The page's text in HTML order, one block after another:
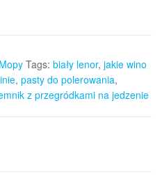
Mopy Tags: biały lenor, jakie wino
, pasty do polerowania,
z przegródkami na jedzenie